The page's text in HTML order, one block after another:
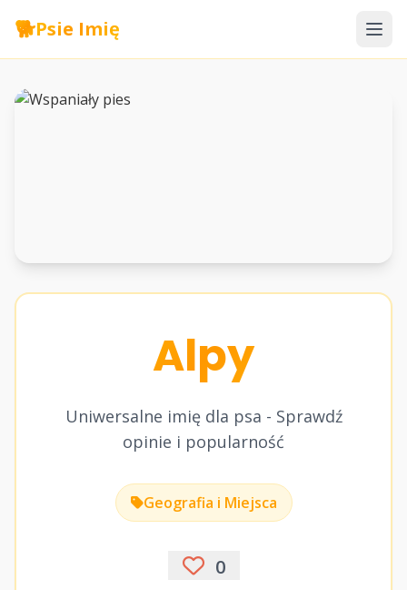
🐕Psie Imię
Alpy
Uniwersalne imię dla psa - Sprawdź
opinie i popularność
Geografia i Miejsca
0